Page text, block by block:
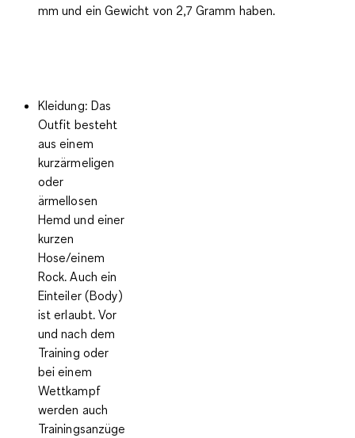
mm und ein Gewicht von 2,7 Gramm haben.
Kleidung: Das
Outfit besteht
aus einem
kurzärmeligen
oder
ärmellosen
Hemd und einer
kurzen
Hose/einem
Rock. Auch ein
Einteiler (Body)
ist erlaubt. Vor
und nach dem
Training oder
bei einem
Wettkampf
werden auch
Trainingsanzüge